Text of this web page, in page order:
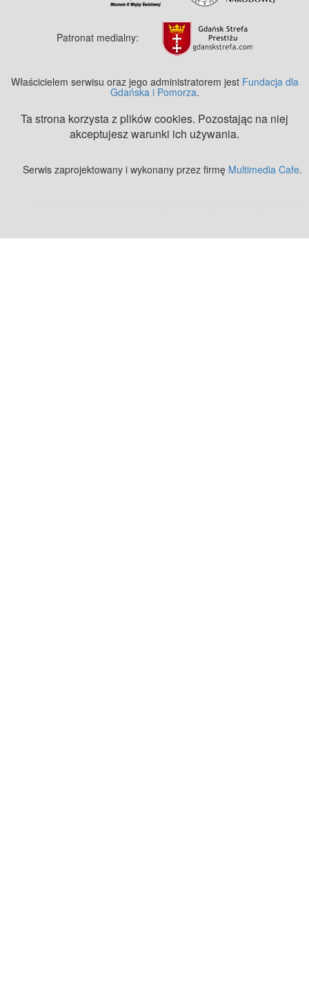
Patronat medialny:
Właścicielem serwisu oraz jego administratorem jest Fundacja dla
Gdańska i Pomorza.
Ta strona korzysta z plików cookies. Pozostając na niej
akceptujesz warunki ich używania.
Serwis zaprojektowany i wykonany przez firmę Multimedia Cafe.